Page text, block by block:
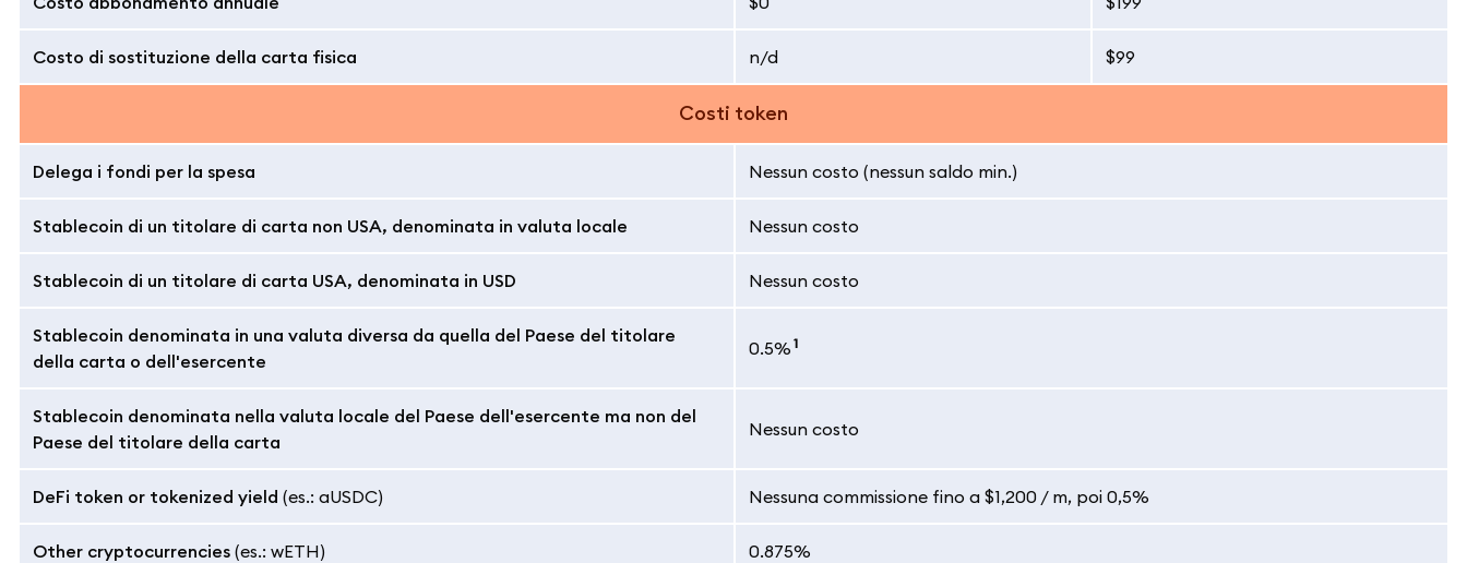
Costo di sostituzione della carta fisica n/d $99
Costi token
Delega i fondi per la spesa Nessun costo (nessun saldo min.)
Stablecoin di un titolare di carta non USA, denominata in valuta locale Nessun costo
Stablecoin di un titolare di carta USA, denominata in USD Nessun costo
Stablecoin denominata in una valuta diversa da quella del Paese del titolare
della carta o dell'esercente
0.5% 1
Stablecoin denominata nella valuta locale del Paese dell'esercente ma non del
Paese del titolare della carta
Nessun costo
DeFi token or tokenized yield (es.: aUSDC) Nessuna commissione fino a $1,200 / m, poi 0,5%
Other cryptocurrencies (es.: wETH) 0.875%